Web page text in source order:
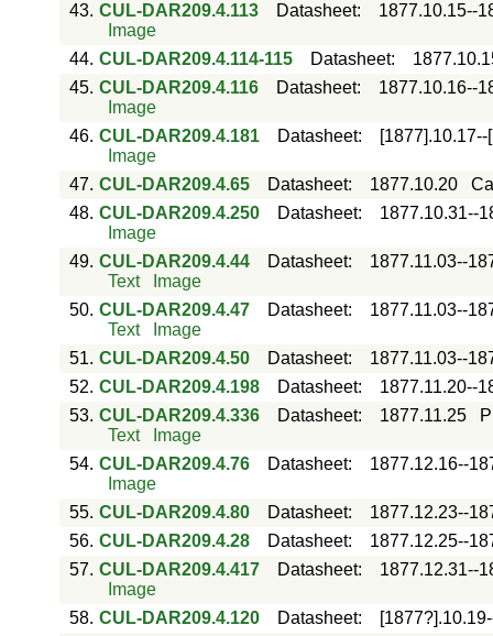
43. CUL-DAR209.4.113 Datasheet:
1877.10.15--
Image
44. CUL-DAR209.4.114-115 Datasheet:
45. CUL-DAR209.4.116 Datasheet:
1877.10.16--
Image
46. CUL-DAR209.4.181 Datasheet:
Image
47. CUL-DAR209.4.65 Datasheet: 1877.10.20
48. CUL-DAR209.4.250 Datasheet:
1877.10.31--
Image
49. CUL-DAR209.4.44 Datasheet:
1877.11.03--
Text
Image
50. CUL-DAR209.4.47 Datasheet:
1877.11.03--
Text
Image
51. CUL-DAR209.4.50 Datasheet:
1877.11.03--
52. CUL-DAR209.4.198 Datasheet:
1877.11.20--
53. CUL-DAR209.4.336 Datasheet: 1877.11.25
Text
Image
54. CUL-DAR209.4.76 Datasheet:
1877.12.16--
Image
55. CUL-DAR209.4.80 Datasheet:
1877.12.23--
56. CUL-DAR209.4.28 Datasheet:
1877.12.25--
57. CUL-DAR209.4.417 Datasheet:
1877.12.31--
Image
58. CUL-DAR209.4.120 Datasheet: